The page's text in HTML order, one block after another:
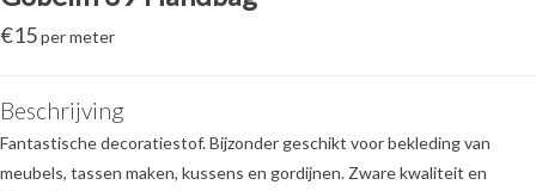
€15per meter
Beschrijving
Fantastische decoratiestof. Bijzonder geschikt voor bekleding van
meubels, tassen maken, kussens en gordijnen. Zware kwaliteit en